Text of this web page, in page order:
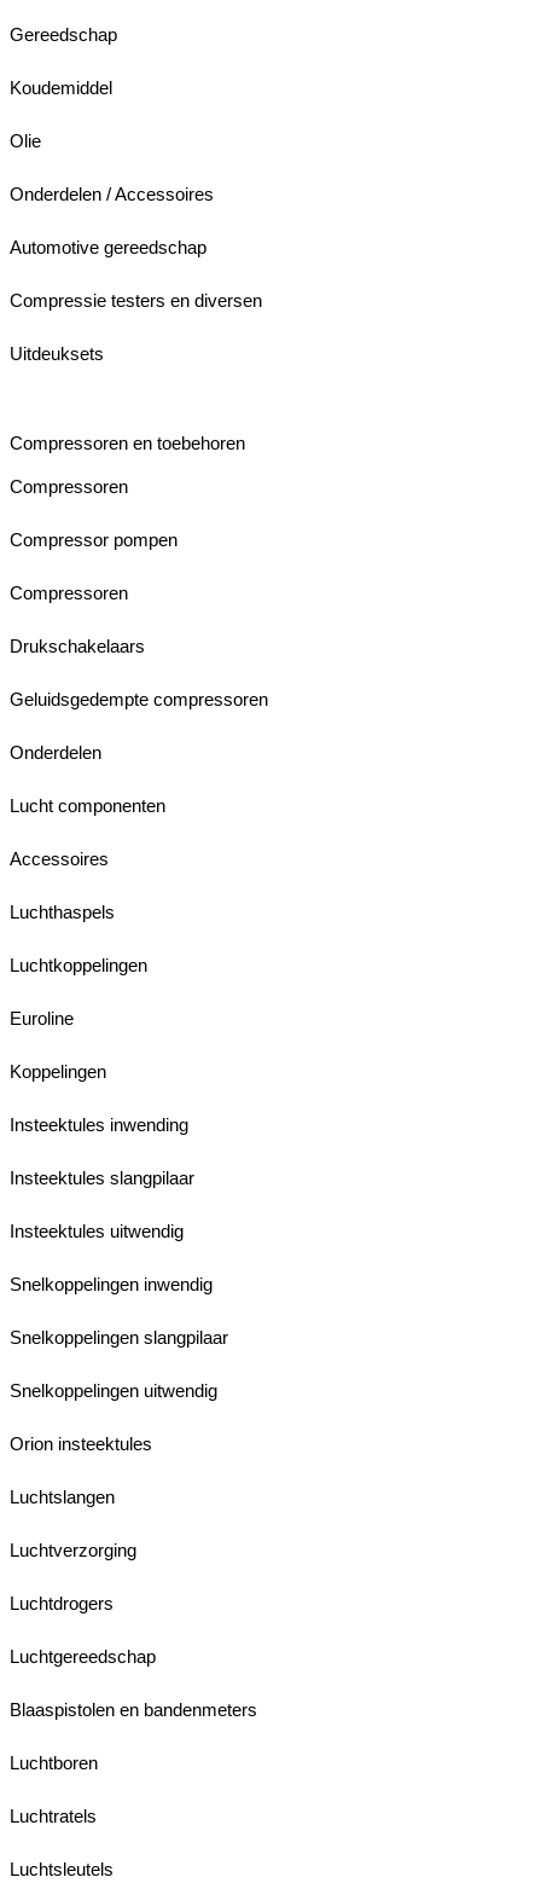
Gereedschap
Koudemiddel
Olie
Onderdelen / Accessoires
Automotive gereedschap
Compressie testers en diversen
Uitdeuksets
Compressoren en toebehoren
Compressoren
Compressor pompen
Compressoren
Drukschakelaars
Geluidsgedempte compressoren
Onderdelen
Lucht componenten
Accessoires
Luchthaspels
Luchtkoppelingen
Euroline
Koppelingen
Insteektules inwending
Insteektules slangpilaar
Insteektules uitwendig
Snelkoppelingen inwendig
Snelkoppelingen slangpilaar
Snelkoppelingen uitwendig
Orion insteektules
Luchtslangen
Luchtverzorging
Luchtdrogers
Luchtgereedschap
Blaaspistolen en bandenmeters
Luchtboren
Luchtratels
Luchtsleutels